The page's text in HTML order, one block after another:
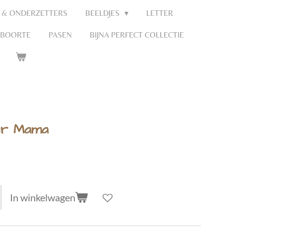
& ONDERZETTERS BEELDJES LETTER
PASEN BIJNA PERFECT COLLECTIE
Mama
In winkelwagen